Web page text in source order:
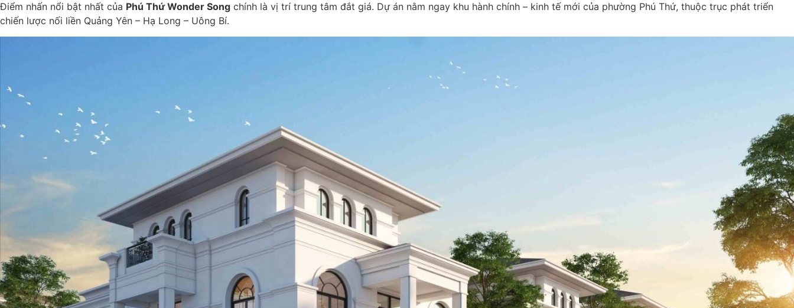
Điểm nhấn nổi bật nhất của Phú Thứ Wonder Song chính là vị trí trung tâm đắt giá. Dự án nằm ngay khu hành chính – kinh tế mới của phường Phú Thứ, thuộc trục phát triển
chiến lược nối liền Quảng Yên – Hạ Long – Uông Bí.